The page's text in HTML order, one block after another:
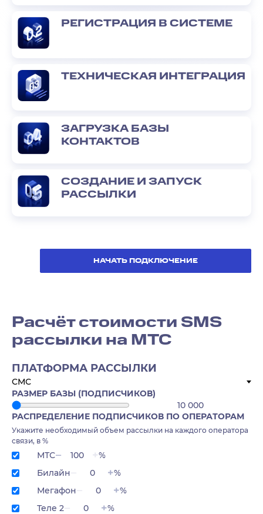
РЕГИСТРАЦИЯ В СИСТЕМЕ
ТЕХНИЧЕСКАЯ ИНТЕГРАЦИЯ
ЗАГРУЗКА БАЗЫ
КОНТАКТОВ
СОЗДАНИЕ И ЗАПУСК
РАССЫЛКИ
НАЧАТЬ ПОДКЛЮЧЕНИЕ
Расчёт стоимости SMS
рассылки на МТС
ПЛАТФОРМА РАССЫЛКИ
СМС
РАЗМЕР БАЗЫ (ПОДПИСЧИКОВ)
РАСПРЕДЕЛЕНИЕ ПОДПИСЧИКОВ ПО ОПЕРАТОРАМ
Укажите необходимый объем рассылки на каждого оператора
связи, в %
МТС
%
Билайн
%
Мегафон
%
Теле 2
%